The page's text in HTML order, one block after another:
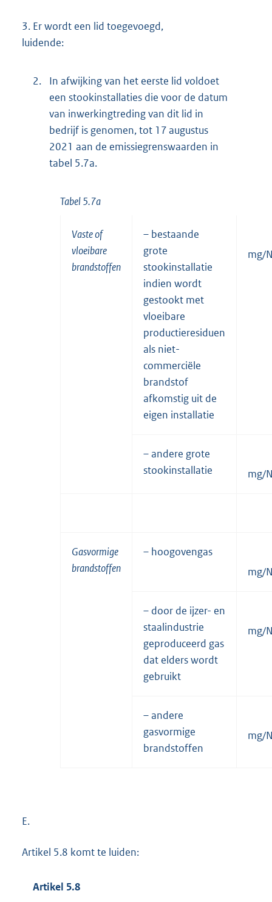
3. Er wordt een lid toegevoegd,
luidende:
2.
In afwijking van het eerste lid voldoet
een stookinstallaties die voor de datum
van inwerkingtreding van dit lid in
bedrijf is genomen, tot 17 augustus
2021 aan de emissiegrenswaarden in
tabel 5.7a.
Tabel 5.7a
Vaste of
vloeibare
brandstoffen
– bestaande
grote
stookinstallatie
indien wordt
gestookt met
vloeibare
productieresiduen
als niet-
commerciële
brandstof
afkomstig uit de
eigen installatie
mg/
– andere grote
stookinstallatie
mg/
Gasvormige
brandstoffen
– hoogovengas
mg/
– door de ijzer- en
staalindustrie
geproduceerd gas
dat elders wordt
gebruikt
mg/
– andere
gasvormige
brandstoffen
mg/
E.
Artikel 5.8 komt te luiden:
Artikel 5.8